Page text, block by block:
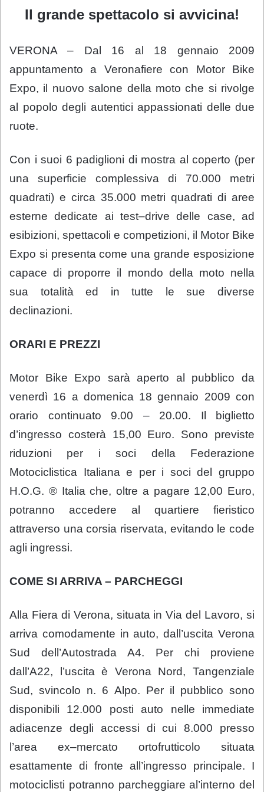
Il grande spettacolo si avvicina!
VERONA – Dal 16 al 18 gennaio 2009
appuntamento a Veronafiere con Motor Bike
Expo, il nuovo salone della moto che si rivolge
al popolo degli autentici appassionati delle due
ruote.
Con i suoi 6 padiglioni di mostra al coperto (per
una superficie complessiva di 70.000 metri
quadrati) e circa 35.000 metri quadrati di aree
esterne dedicate ai test–drive delle case, ad
esibizioni, spettacoli e competizioni, il Motor Bike
Expo si presenta come una grande esposizione
capace di proporre il mondo della moto nella
sua totalità ed in tutte le sue diverse
declinazioni.
ORARI E PREZZI
Motor Bike Expo sarà aperto al pubblico da
venerdì 16 a domenica 18 gennaio 2009 con
orario continuato 9.00 – 20.00. Il biglietto
d’ingresso costerà 15,00 Euro. Sono previste
riduzioni per i soci della Federazione
Motociclistica Italiana e per i soci del gruppo
H.O.G. ® Italia che, oltre a pagare 12,00 Euro,
potranno accedere al quartiere fieristico
attraverso una corsia riservata, evitando le code
agli ingressi.
COME SI ARRIVA – PARCHEGGI
Alla Fiera di Verona, situata in Via del Lavoro, si
arriva comodamente in auto, dall’uscita Verona
Sud dell’Autostrada A4. Per chi proviene
dall’A22, l’uscita è Verona Nord, Tangenziale
Sud, svincolo n. 6 Alpo. Per il pubblico sono
disponibili 12.000 posti auto nelle immediate
adiacenze degli accessi di cui 8.000 presso
l’area ex–mercato ortofrutticolo situata
esattamente di fronte all’ingresso principale.
I
motociclisti potranno parcheggiare al’interno del